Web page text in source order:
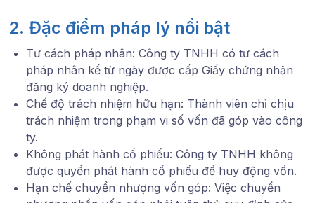
2. Đặc điểm pháp lý nổi bật
Tư cách pháp nhân: Công ty TNHH có tư cách
pháp nhân kể từ ngày được cấp Giấy chứng nhận
đăng ký doanh nghiệp.
Chế độ trách nhiệm hữu hạn: Thành viên chỉ chịu
trách nhiệm trong phạm vi số vốn đã góp vào công
ty.
Không phát hành cổ phiếu: Công ty TNHH không
được quyền phát hành cổ phiếu để huy động vốn.
Hạn chế chuyển nhượng vốn góp: Việc chuyển